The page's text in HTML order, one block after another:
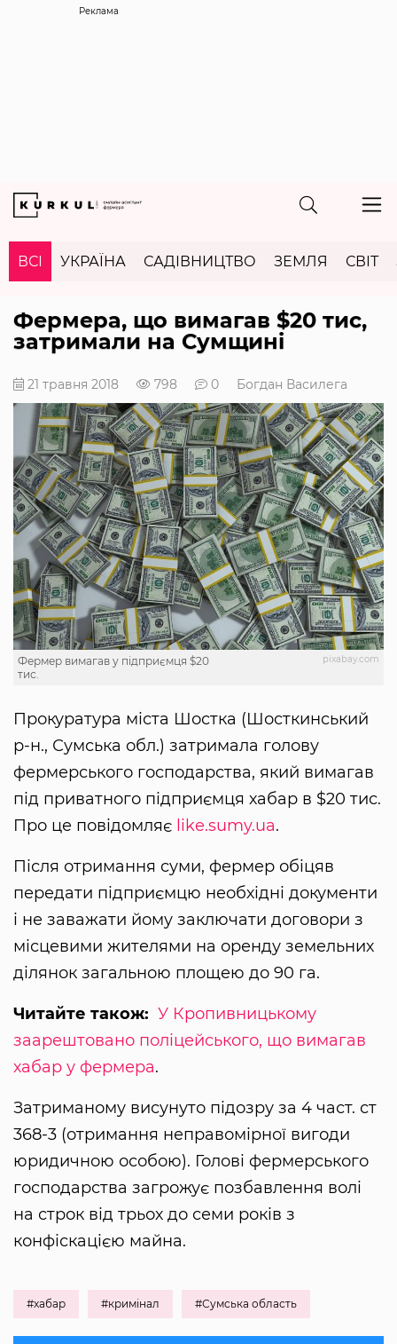
Реклама
ВСІ УКРАЇНА САДІВНИЦТВО ЗЕМЛЯ СВІТ
Фермера, що вимагав $20 тис,
затримали на Сумщині
21 травня 2018 798 0 Богдан Василега
pixabay.com
Фермер вимагав у підприємця $20
тис.
Прокуратура міста Шостка (Шосткинський
р-н., Сумська обл.) затримала голову
фермерського господарства, який вимагав
під приватного підприємця хабар в $20 тис.
Про це повідомляє like.sumy.ua.
Після отримання суми, фермер обіцяв
передати підприємцю необхідні документи
і не заважати йому заключати договори з
місцевими жителями на оренду земельних
ділянок загальною площею до 90 га.
Читайте також: У Кропивницькому
заарештовано поліцейського, що вимагав
хабар у фермера.
Затриманому висунуто підозру за 4 част. ст
368-3 (отримання неправомірної вигоди
юридичною особою). Голові фермерського
господарства загрожує позбавлення волі
на строк від трьох до семи років з
конфіскацією майна.
#хабар #кримінал #Сумська область